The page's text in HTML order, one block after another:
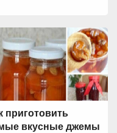
приготовить
вкусные джемы